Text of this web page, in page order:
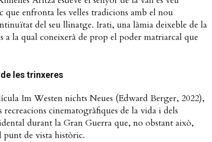
enfronta les velles tradicions amb el nou
del seu llinatge. Irati, una làmia deixeble de la
a la qual coneixerà de prop el poder matriarcal que
les trinxeres
Im Westen nichts Neues (Edward Berger, 2022),
recreacions cinematogràfiques de la vida i dels
durant la Gran Guerra que, no obstant això,
punt de vista històric.